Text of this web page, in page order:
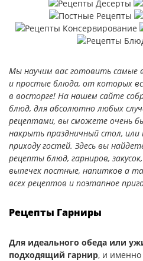
Мы научим вас готовить самые
и простые блюда, от которых
в восторге! На нашем сайте
блюд, для абсолютно любых
рецептами, вы сможете очень
накрыть праздничный стол,
приходу гостей. Здесь вы
рецепты блюд, гарниров,
выпечек постные, напитков а
всех рецептов и поэтапное
Рецепты Гарниры
Для идеального обеда или
подходящий гарнир, и